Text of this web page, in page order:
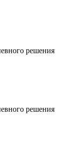
решения
решения